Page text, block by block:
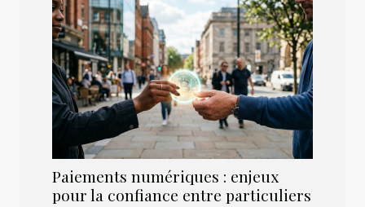
Paiements numériques : enjeux
pour la confiance entre particuliers